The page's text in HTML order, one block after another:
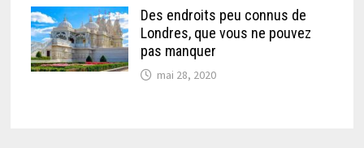
Des endroits peu connus de
Londres, que vous ne pouvez
pas manquer
mai 28, 2020